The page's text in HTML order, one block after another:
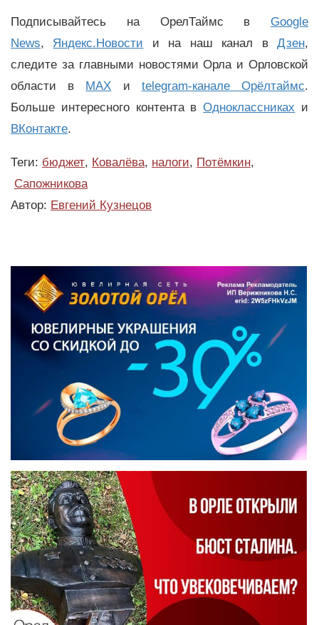
Подписывайтесь на ОрелТаймс в Google
News, Яндекс.Новости и на наш канал вДзен,
следите за главными новостями Орла и Орловской
области в MAX и telegram-канале Орёлтаймс.
Больше интересного контента вОдноклассниках и
ВКонтакте.
Теги: бюджет, Ковалёва, налоги, Потёмкин,
Сапожникова
Автор: Евгений Кузнецов